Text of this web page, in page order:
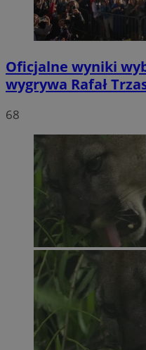
Oficjalne wyniki
wygrywa Rafał
68